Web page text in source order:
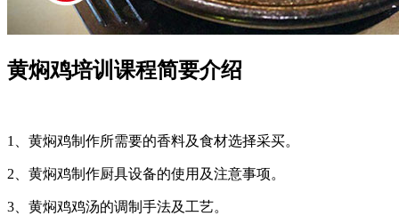
黄焖鸡培训课程简要介绍
1、黄焖鸡制作所需要的香料及食材选择采买。
2、黄焖鸡制作厨具设备的使用及注意事项。
3、黄焖鸡鸡汤的调制手法及工艺。